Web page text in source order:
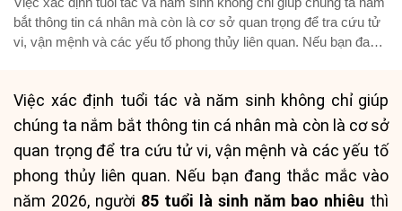
bắt thông tin cá nhân mà còn là cơ sở quan trọng để tra cứu tử
vi, vận mệnh và các yếu tố phong thủy liên quan. Nếu bạn đang
Việc xác định tuổi tác và năm sinh không chỉ giúp
chúng ta nắm bắt thông tin cá nhân mà còn là cơ sở
quan trọng để tra cứu tử vi, vận mệnh và các yếu tố
phong thủy liên quan. Nếu bạn đang thắc mắc vào
năm 2026, người 85 tuổi là sinh năm bao nhiêu thì